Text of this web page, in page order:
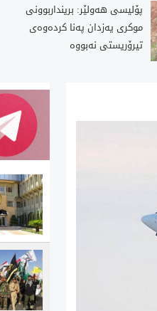
پۆلیسی هەولێر: برینداربوونی
موکری یەزدان پەنا کردەوەی
تیرۆریستی نەبووە